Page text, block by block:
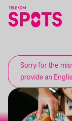
Sorry for the
provide an